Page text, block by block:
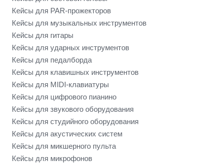
Кейсы для PAR-прожекторов
Кейсы для музыкальных инструментов
Кейсы для гитары
Кейсы для ударных инструментов
Кейсы для педалборда
Кейсы для клавишных инструментов
Кейсы для MIDI-клавиатуры
Кейсы для цифрового пианино
Кейсы для звукового оборудования
Кейсы для студийного оборудования
Кейсы для акустических систем
Кейсы для микшерного пульта
Кейсы для микрофонов